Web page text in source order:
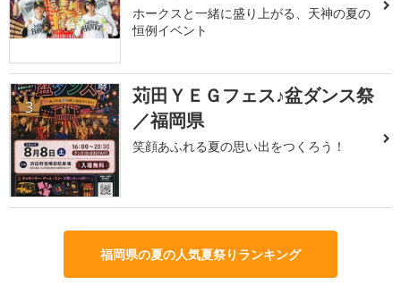
ホークスと一緒に盛り上がる、天神の夏の
恒例イベント
3
苅田ＹＥＧフェス♪盆ダンス祭
／福岡県
笑顔あふれる夏の思い出をつくろう！
福岡県の夏の人気夏祭りランキング